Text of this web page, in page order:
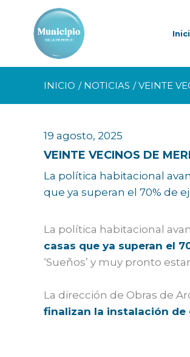
contenido
INICIO NOTICIAS VEINTE
19 agosto, 2025
VEINTE VECINOS DE
La política habitacional
que ya superan el 70% de
La política habitacional
casas que ya superan el
‘Sueños’ y muy pronto
La dirección de Obras de
finalizan la instalación de